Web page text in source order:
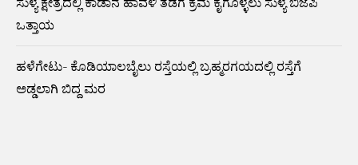
ಒತ್ತಾಯ
ಹಳೆಗೇಟು- ಕೊಡಿಯಾಲಬೈಲು ರಸ್ತೆಯಲ್ಲಿ ಬ್ರಹ್ಮರಗಯದಲ್ಲಿ ರಸ್ತೆಗೆ
ಅಡ್ಡಲಾಗಿ ಬಿದ್ದ ಮರ